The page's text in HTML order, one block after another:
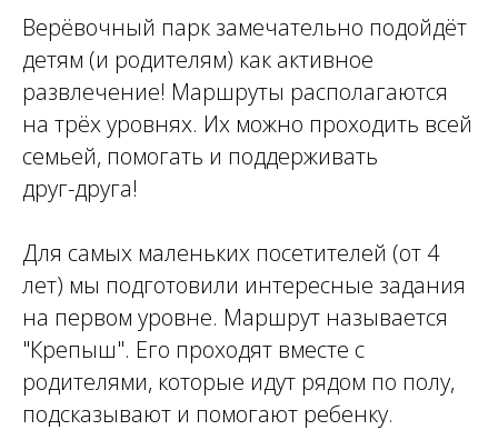
Верёвочный парк замечательно подойдёт
детям (и родителям) как активное
развлечение! Маршруты располагаются
на трёх уровнях. Их можно проходить всей
семьей, помогать и поддерживать
друг-друга!
Для самых маленьких посетителей (от 4
лет) мы подготовили интересные задания
на первом уровне. Маршрут называется
"Крепыш". Его проходят вместе с
родителями, которые идут рядом по полу,
подсказывают и помогают ребенку.